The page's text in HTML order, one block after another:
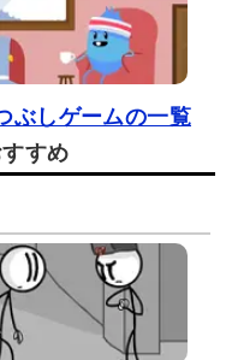
ぶしゲームの一覧
すめ